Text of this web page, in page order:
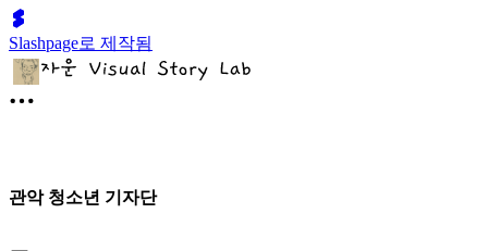
Slashpage로 제작됨
관악 청소년 기자단